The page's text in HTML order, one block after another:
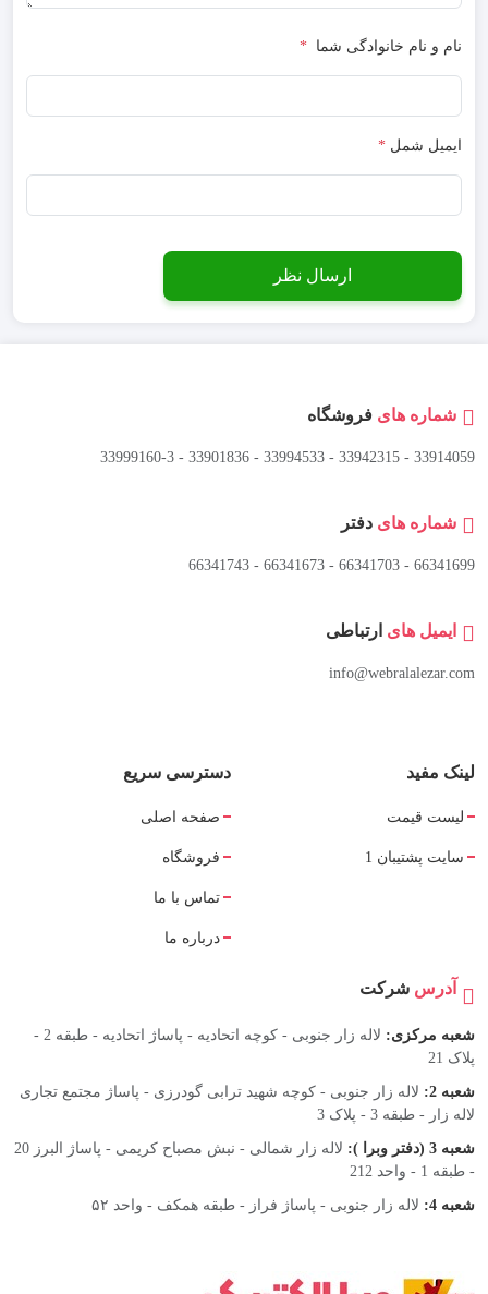
نام و نام خانوادگی شما *
ایمیل شمل *
شماره های فروشگاه
33914059 - 33942315 - 33994533 - 33901836 - 33999160-3 ​
شماره های دفتر
66341699 - 66341703 - 66341673 - 66341743
ایمیل های ارتباطی
info@webralalezar.com
لینک مفید
لیست قیمت
سایت پشتیبان 1
دسترسی سریع
صفحه اصلی
فروشگاه
تماس با ما
درباره ما
آدرس شرکت
شعبه مرکزی:
لاله زار جنوبی - کوچه اتحادیه - پاساژ اتحادیه - طبقه 2 -
پلاک 21
شعبه 2:
لاله زار جنوبی - کوچه شهید ترابی گودرزی - پاساژ مجتمع تجاری
لاله زار - طبقه 3 - پلاک 3
شعبه 3 (دفتر وبرا ):
لاله زار شمالی - نبش مصباح کریمی - پاساژ البرز 20
- طبقه 1 - واحد 212
شعبه 4: لاله زار جنوبی - پاساژ فراز - طبقه همکف - واحد ۵۲